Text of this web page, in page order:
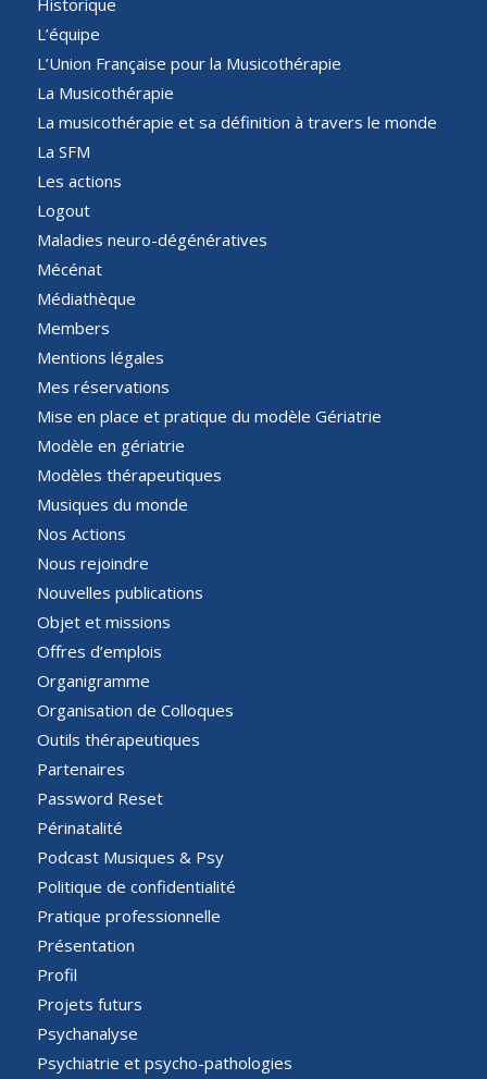
L’équipe
L’Union Française pour la Musicothérapie
La Musicothérapie
La musicothérapie et sa définition à travers le monde
La SFM
Les actions
Logout
Maladies neuro-dégénératives
Mécénat
Médiathèque
Members
Mentions légales
Mes réservations
Mise en place et pratique du modèle Gériatrie
Modèle en gériatrie
Modèles thérapeutiques
Musiques du monde
Nos Actions
Nous rejoindre
Nouvelles publications
Objet et missions
Offres d’emplois
Organigramme
Organisation de Colloques
Outils thérapeutiques
Partenaires
Password Reset
Périnatalité
Podcast Musiques & Psy
Politique de confidentialité
Pratique professionnelle
Présentation
Profil
Projets futurs
Psychanalyse
Psychiatrie et psycho-pathologies